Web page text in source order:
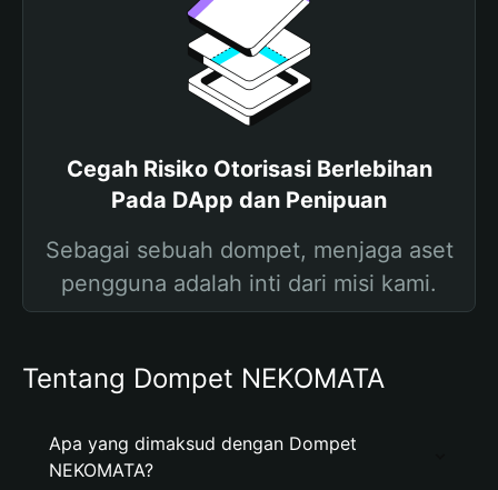
Cegah Risiko Otorisasi Berlebihan
Pada DApp dan Penipuan
Sebagai sebuah dompet, menjaga aset
pengguna adalah inti dari misi kami.
Tentang Dompet NEKOMATA
Apa yang dimaksud dengan Dompet
NEKOMATA?